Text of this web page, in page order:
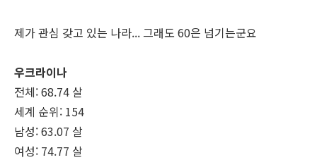
제가 관심 갖고 있는 나라... 그래도 60은 넘기는군요
우크라이나
전체: 68.74 살
세계 순위: 154
남성: 63.07 살
여성: 74.77 살